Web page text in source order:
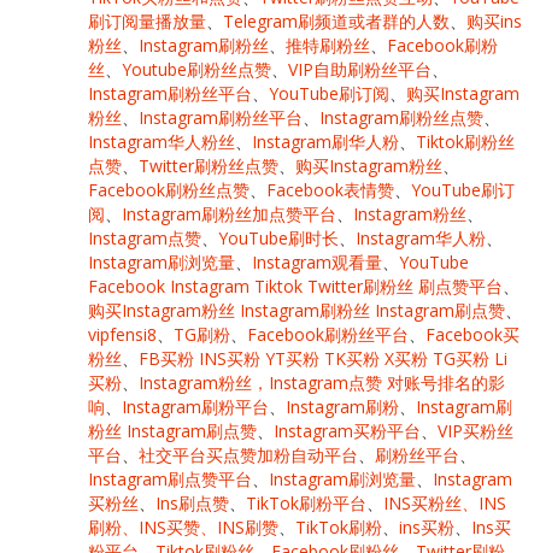
刷订阅量播放量、 Telegram刷频道或者群的人数、 购买ins
粉丝、 Instagram刷粉丝、 推特刷粉丝、 Facebook刷粉
丝、 Youtube刷粉丝点赞、 VIP自助刷粉丝平台、
Instagram刷粉丝平台、 YouTube刷订阅、 购买Instagram
粉丝、 Instagram刷粉丝平台、 Instagram刷粉丝点赞、
Instagram华人粉丝、 Instagram刷华人粉、 Tiktok刷粉丝
点赞、 Twitter刷粉丝点赞、 购买Instagram粉丝、
Facebook刷粉丝点赞、 Facebook表情赞、 YouTube刷订
阅、 Instagram刷粉丝加点赞平台、 Instagram粉丝、
Instagram点赞、 YouTube刷时长、 Instagram华人粉、
Instagram刷浏览量、 Instagram观看量、 YouTube
Facebook Instagram Tiktok Twitter刷粉丝 刷点赞平台、
购买Instagram粉丝 Instagram刷粉丝 Instagram刷点赞、
vipfensi8、 TG刷粉、 Facebook刷粉丝平台、 Facebook买
粉丝、 FB买粉 INS买粉 YT买粉 TK买粉 X买粉 TG买粉 Li
买粉、 Instagram粉丝，Instagram点赞 对账号排名的影
响、 Instagram刷粉平台、 Instagram刷粉、 Instagram刷
粉丝 Instagram刷点赞、 Instagram买粉平台、 VIP买粉丝
平台、 社交平台买点赞加粉自动平台、 刷粉丝平台、
Instagram刷点赞平台、 Instagram刷浏览量、 Instagram
买粉丝、 Ins刷点赞、 TikTok刷粉平台、 INS买粉丝、INS
刷粉、INS买赞、INS刷赞、 TikTok刷粉、 ins买粉、 Ins买